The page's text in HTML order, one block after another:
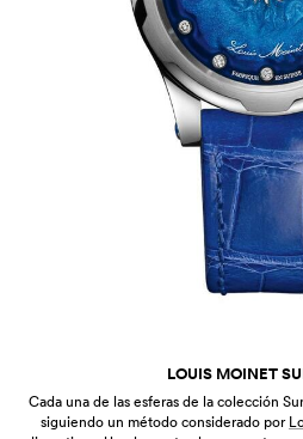
LOUIS MOINET
Cada una de las esferas de la colección
siguiendo un método considerado por